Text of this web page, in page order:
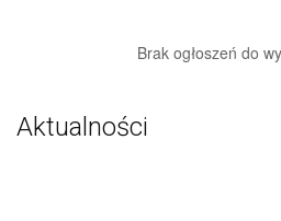
Brak ogłoszeń do
Aktualności